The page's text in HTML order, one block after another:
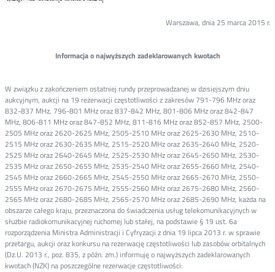
Warszawa, dnia 25 marca 2015 r.
Informacja o najwyższych zadeklarowanych kwotach
W związku z zakończeniem ostatniej rundy przeprowadzanej w dzisiejszym dniu
aukcyjnym, aukcji na 19 rezerwacji częstotliwości z zakresów 791-796 MHz oraz
832-837 MHz, 796-801 MHz oraz 837-842 MHz, 801-806 MHz oraz 842-847
MHz, 806-811 MHz oraz 847-852 MHz, 811-816 MHz oraz 852-857 MHz, 2500-
2505 MHz oraz 2620-2625 MHz, 2505-2510 MHz oraz 2625-2630 MHz, 2510-
2515 MHz oraz 2630-2635 MHz, 2515-2520 MHz oraz 2635-2640 MHz, 2520-
2525 MHz oraz 2640-2645 MHz, 2525-2530 MHz oraz 2645-2650 MHz, 2530-
2535 MHz oraz 2650-2655 MHz, 2535-2540 MHz oraz 2655-2660 MHz, 2540-
2545 MHz oraz 2660-2665 MHz, 2545-2550 MHz oraz 2665-2670 MHz, 2550-
2555 MHz oraz 2670-2675 MHz, 2555-2560 MHz oraz 2675-2680 MHz, 2560-
2565 MHz oraz 2680-2685 MHz, 2565-2570 MHz oraz 2685-2690 MHz, każda na
obszarze całego kraju, przeznaczona do świadczenia usług telekomunikacyjnych w
służbie radiokomunikacyjnej ruchomej lub stałej, na podstawie § 19 ust. 6a
rozporządzenia Ministra Administracji i Cyfryzacji z dnia 19 lipca 2013 r. w sprawie
przetargu, aukcji oraz konkursu na rezerwację częstotliwości lub zasobów orbitalnych
(Dz.U. 2013 r., poz. 835, z późn. zm.) informuję o najwyższych zadeklarowanych
kwotach (NZK) na poszczególne rezerwacje częstotliwości: